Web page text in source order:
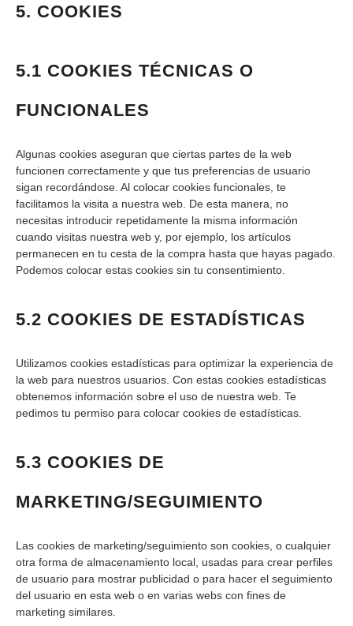
5. COOKIES
5.1 COOKIES TÉCNICAS O
FUNCIONALES
Algunas cookies aseguran que ciertas partes de la web
funcionen correctamente y que tus preferencias de usuario
sigan recordándose. Al colocar cookies funcionales, te
facilitamos la visita a nuestra web. De esta manera, no
necesitas introducir repetidamente la misma información
cuando visitas nuestra web y, por ejemplo, los artículos
permanecen en tu cesta de la compra hasta que hayas pagado.
Podemos colocar estas cookies sin tu consentimiento.
5.2 COOKIES DE ESTADÍSTICAS
Utilizamos cookies estadísticas para optimizar la experiencia de
la web para nuestros usuarios. Con estas cookies estadísticas
obtenemos información sobre el uso de nuestra web. Te
pedimos tu permiso para colocar cookies de estadísticas.
5.3 COOKIES DE
MARKETING/SEGUIMIENTO
Las cookies de marketing/seguimiento son cookies, o cualquier
otra forma de almacenamiento local, usadas para crear perfiles
de usuario para mostrar publicidad o para hacer el seguimiento
del usuario en esta web o en varias webs con fines de
marketing similares.